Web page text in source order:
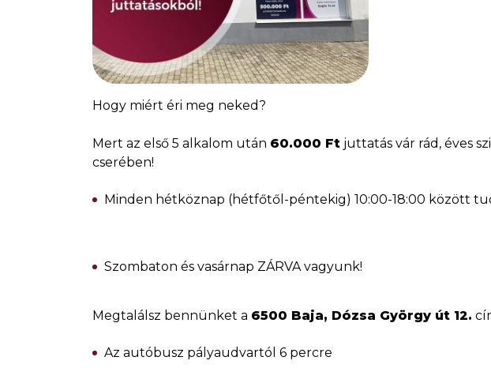
Hogy miért éri meg neked?
Mert az első 5 alkalom után 60.000 Ft juttatás vár rád, éves
cserében!
Minden hétköznap (hétfőtől-péntekig) 10:00-18:00 között
Szombaton és vasárnap ZÁRVA vagyunk!
Megtalálsz bennünket a 6500 Baja, Dózsa György út 12.
Az autóbusz pályaudvartól 6 percre